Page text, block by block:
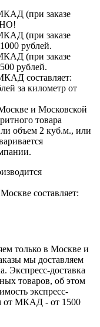
(при заказе
(при заказе
рублей.
(при заказе
рублей.
составляет:
за километр от
и Московской
товара
объем 2 куб.м., или
составляет:
только в Москве и
мы доставляем
Экспресс-доставка
товаров, об этом
экспресс-
от МКАД - от 1500